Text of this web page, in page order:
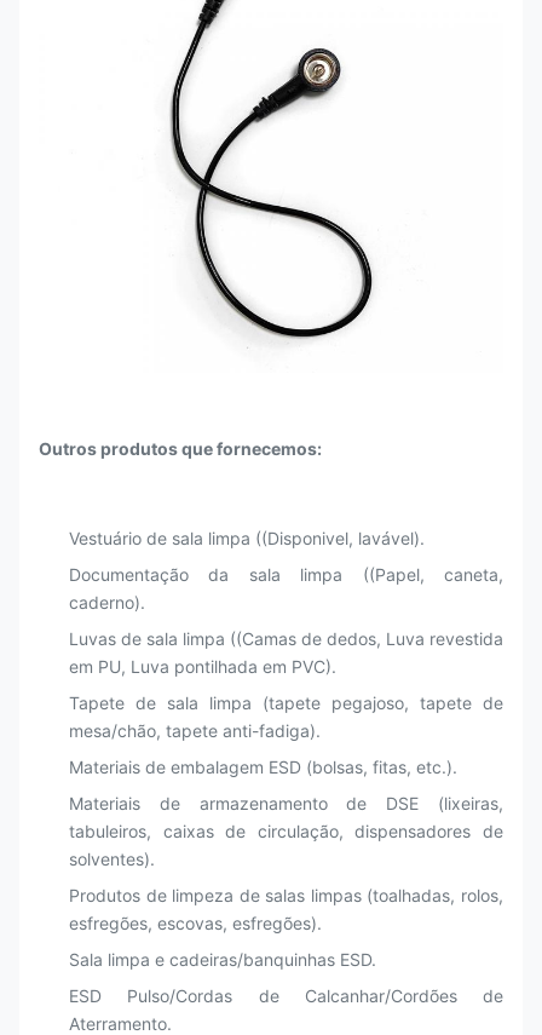
Outros produtos que fornecemos:
Vestuário de sala limpa ((Disponivel, lavável).
Documentação da sala limpa ((Papel, caneta,
caderno).
Luvas de sala limpa ((Camas de dedos, Luva revestida
em PU, Luva pontilhada em PVC).
Tapete de sala limpa (tapete pegajoso, tapete de
mesa/chão, tapete anti-fadiga).
Materiais de embalagem ESD (bolsas, fitas, etc.).
Materiais de armazenamento de DSE (lixeiras,
tabuleiros, caixas de circulação, dispensadores de
solventes).
Produtos de limpeza de salas limpas (toalhadas, rolos,
esfregões, escovas, esfregões).
Sala limpa e cadeiras/banquinhas ESD.
ESD Pulso/Cordas de Calcanhar/Cordões de
Aterramento.